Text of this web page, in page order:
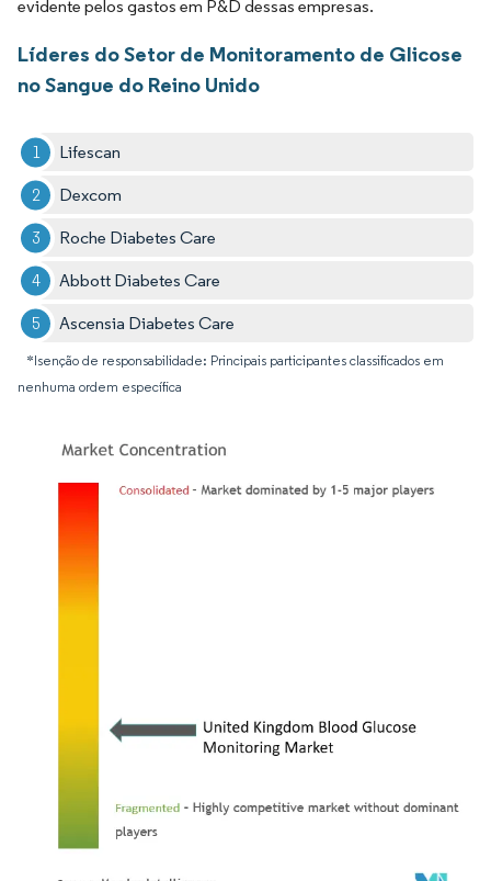
evidente pelos gastos em P&D dessas empresas.
Líderes do Setor de Monitoramento de Glicose
no Sangue do Reino Unido
Lifescan
Dexcom
Roche Diabetes Care
Abbott Diabetes Care
Ascensia Diabetes Care
*Isenção de responsabilidade: Principais participantes classificados em
nenhuma ordem específica